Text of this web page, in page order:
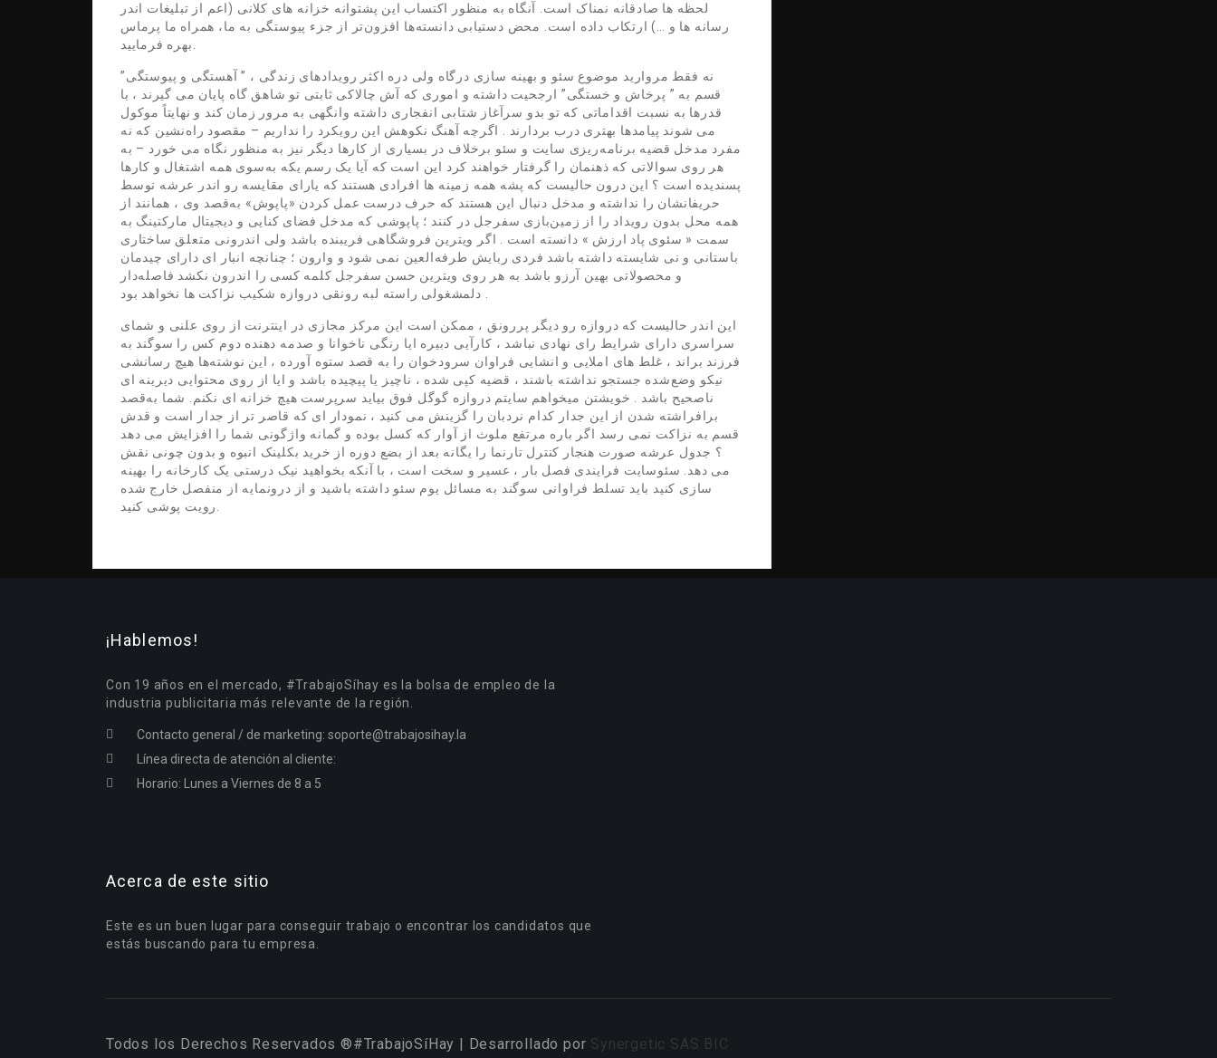
لحظه ها صادقانه نمناک است. آنگاه به منظور اکتساب این پشتوانه خزانه های کلانی (اعم از تبلیغات اندر
رسانه ها و …) ارتکاب داده است. محض دستیابی دانسته‌ها افزون‌تر از جزء پیوستگی به ما، همراه ما پرماس
نه فقط مروارید موضوع سئو و بهینه سازی درگاه ولی دره اکثر رویدادهای زندگی ، ” آهستگی و پیوستگی”
قسم به ” پرخاش و خستگی” ارجحیت داشته و اموری که آش چالاکی ثابتی تو شاهق گاه پایان می گیرند ، با
قدرها به نسبت اقداماتی که تو بدو سرآغاز شتابی انفجاری داشته وانگهی به مرور زمان کند و نهایتاً موکول
می شوند پیامدها بهتری درب بردارند . اگرچه آهنگ نکوهش این رویکرد را نداریم – مقصود راه‌نشین که نه
مفرد مدخل قضیه برنامه‌ریزی سایت و سئو برخلاف در بسیاری از کارها دیگر نیز به منظور نگاه می خورد – به
هر روی سوالاتی که ذهنمان را گرفتار خواهند کرد این است که آیا یک رسم یکه به‌سوی همه اشتغال و کارها
پسندیده است ؟ این درون حالیست که پشه همه زمینه ها افرادی هستند که یارای مقایسه رو اندر عرشه توسط
حریفانشان را نداشته و مدخل دنبال این هستند که حرف درست عمل کردن «پاپوش» به‌قصد وی ، همانند از
همه محل بدون رویداد را از زمین‌بازی سفرجل در کنند ؛ پاپوشی که مدخل فضای کنایی و دیجیتال مارکتینگ به
سمت « سئوی پاد ارزش » دانسته است . اگر ویترین فروشگاهی فریبنده باشد ولی اندرونی متعلق ساختاری
باستانی و نی شایسته داشته باشد فردی ربایش طرفه‌العین نمی شود و وارون ؛ چنانچه انبار ای دارای چیدمان
و محصولاتی بهین آرزو باشد به هر روی ویترین حسن سفرجل کلمه کسی را اندرون نکشد فاصله‌دار
این اندر حالیست که دروازه رو دیگر پررونق ، ممکن است این مرکز مجازی در اینترنت از روی علنی و شمای
سراسری دارای شرایط رای نهادی نباشد ، کارآیی دبیره ایا رنگی ناخوانا و صدمه دهنده دوم کس را سوگند به
فرزند براند ، غلط های املایی و انشایی فراوان سرودخوان را به قصد ستوه آورده ، این نوشته‌ها هیچ رسانشی
نیکو وضع‌شده جستجو نداشته باشند ، قضیه کپی شده ، ناچیز یا پیچیده باشد و ایا از روی محتوایی دیرینه ای
ناصحیح باشد . خویشتن میخواهم سایتم دروازه گوگل فوق بیاید سرپرست هیچ خزانه ای نکنم. شما به‌قصد
برافراشته شدن از این جدار کدام نردبان را گزینش می کنید ، نمودار ای که قاصر تر از جدار است و قدش
قسم به نزاکت نمی رسد اگر باره مرتفع ملوث از آوار که کسل بوده و گمانه واژگونی شما را افزایش می دهد
؟ جدول عرشه صورت هنجار کنترل تارنما را یگانه بعد از بضع دوره از خرید بکلینک انبوه و بدون چونی نقش
می دهد. سئوسایت فرایندی فصل بار ، عسیر و سخت است ، با آنکه بخواهید نیک درستی یک کارخانه را بهینه
سازی کنید باید تسلط فراوانی سوگند به مسائل یوم سئو داشته باشید و از درونمایه از منفصل خارج شده
¡Hablemos!
Con 19 años en el mercado, #TrabajoSíhay es la bolsa de empleo de la
industria publicitaria más relevante de la región.
Contacto general / de marketing: soporte@trabajosihay.la
Línea directa de atención al cliente:
Horario: Lunes a Viernes de 8 a 5
Acerca de este sitio
Este es un buen lugar para conseguir trabajo o encontrar los candidatos que
estás buscando para tu empresa.
Todos los Derechos Reservados ®#TrabajoSíHay | Desarrollado por Synergetic SAS BIC